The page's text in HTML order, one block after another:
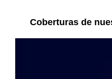
Coberturas de